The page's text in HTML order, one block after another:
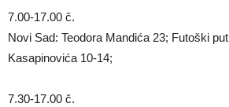
7.00-17.00 č.
Novi Sad: Teodora Mandića 23; Futoški
Kasapinovića 10-14;
7.30-17.00 č.